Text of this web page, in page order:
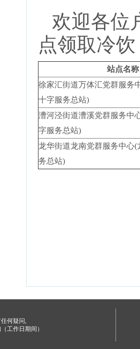
欢迎各位
点领取冷
站点名称
徐家汇街道万体汇党群服务
十字服务总站)
漕河泾街道漕溪党群服务中
字服务总站)
龙华街道龙南党群服务中心(
务总站)
何疑问,
工作日期间）